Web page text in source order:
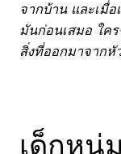
จากบ้าน และเมื่
มันก่อนเสมอ ใค
สิ่งที่ออกมาจากหั
เด็กหนุ่